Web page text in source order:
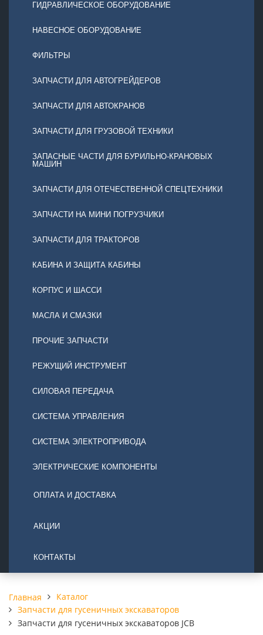
ГИДРАВЛИЧЕСКОЕ ОБОРУДОВАНИЕ
НАВЕСНОЕ ОБОРУДОВАНИЕ
ФИЛЬТРЫ
ЗАПЧАСТИ ДЛЯ АВТОГРЕЙДЕРОВ
ЗАПЧАСТИ ДЛЯ АВТОКРАНОВ
ЗАПЧАСТИ ДЛЯ ГРУЗОВОЙ ТЕХНИКИ
ЗАПАСНЫЕ ЧАСТИ ДЛЯ БУРИЛЬНО-КРАНОВЫХ
МАШИН
ЗАПЧАСТИ ДЛЯ ОТЕЧЕСТВЕННОЙ СПЕЦТЕХНИКИ
ЗАПЧАСТИ НА МИНИ ПОГРУЗЧИКИ
ЗАПЧАСТИ ДЛЯ ТРАКТОРОВ
КАБИНА И ЗАЩИТА КАБИНЫ
КОРПУС И ШАССИ
МАСЛА И СМАЗКИ
ПРОЧИЕ ЗАПЧАСТИ
РЕЖУЩИЙ ИНСТРУМЕНТ
СИЛОВАЯ ПЕРЕДАЧА
СИСТЕМА УПРАВЛЕНИЯ
СИСТЕМА ЭЛЕКТРОПРИВОДА
ЭЛЕКТРИЧЕСКИЕ КОМПОНЕНТЫ
ОПЛАТА И ДОСТАВКА
АКЦИИ
КОНТАКТЫ
Главная
Каталог
Запчасти для гусеничных экскаваторов
Запчасти для гусеничных экскаваторов JCB